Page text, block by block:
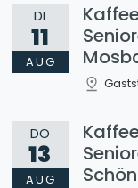
DI
11
AUG
DO
13
AUG